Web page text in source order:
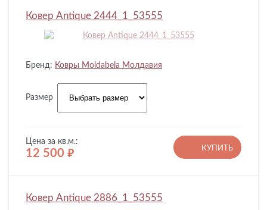
Ковер Antique 2444_1_53555
Бренд: Ковры Moldabela Молдавия
Размер
Цена за кв.м.:
12 500 руб.
КУПИТЬ
Ковер Antique 2886_1_53555